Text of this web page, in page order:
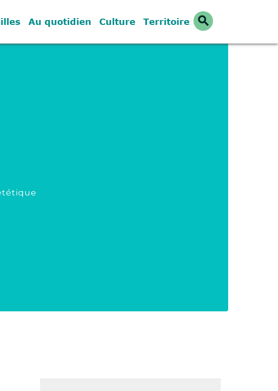
Au quotidien Culture Territoire search